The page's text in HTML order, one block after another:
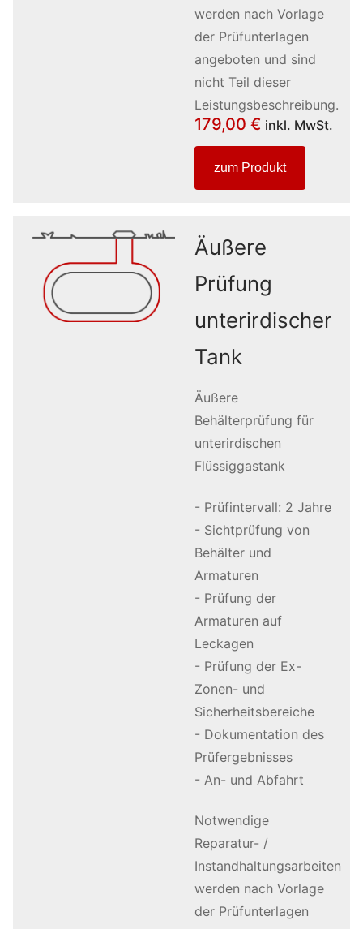
werden nach Vorlage
der Prüfunterlagen
angeboten und sind
nicht Teil dieser
Leistungsbeschreibung.
179,00 € inkl. MwSt.
zum Produkt
Äußere
Prüfung
unterirdischer
Tank
Äußere
Behälterprüfung für
unterirdischen
Flüssiggastank
- Prüfintervall: 2 Jahre
- Sichtprüfung von
Behälter und
Armaturen
- Prüfung der
Armaturen auf
Leckagen
- Prüfung der Ex-
Zonen- und
Sicherheitsbereiche
- Dokumentation des
Prüfergebnisses
- An- und Abfahrt
Notwendige
Reparatur- /
Instandhaltungsarbeiten
werden nach Vorlage
der Prüfunterlagen